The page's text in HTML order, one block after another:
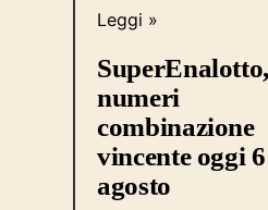
Leggi »
SuperEnalotto,
numeri
combinazione
vincente oggi 6
agosto